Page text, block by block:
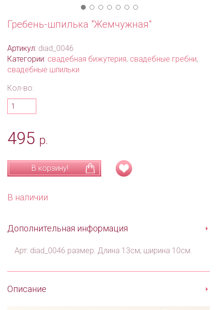
Гребень-шпилька "Жемчужная"
Артикул: diad_0046
Категории: свадебная бижутерия, свадебные гребни,
свадебные шпильки
Кол-во:
495 р.
В корзину!
В наличии
Дополнительная информация
Арт: diad_0046 размер: Длина 13см, ширина 10см.
Описание